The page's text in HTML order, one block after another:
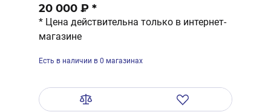
20 000 ₽ *
* Цена действительна только в интернет-
магазине
Есть в наличии в 0 магазинах